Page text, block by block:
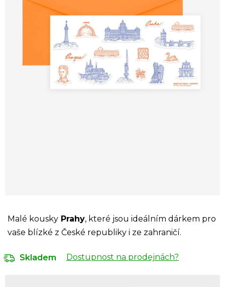
Malé kousky Prahy, které jsou ideálním dárkem pro
vaše blízké z České republiky i ze zahraničí.
Skladem Dostupnost na prodejnách?